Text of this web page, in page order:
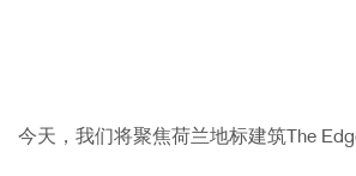
今天，我们将聚焦荷兰地标建筑The